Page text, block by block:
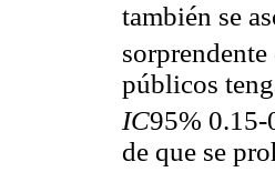
también se
públicos
IC95% 0.15-
de que se